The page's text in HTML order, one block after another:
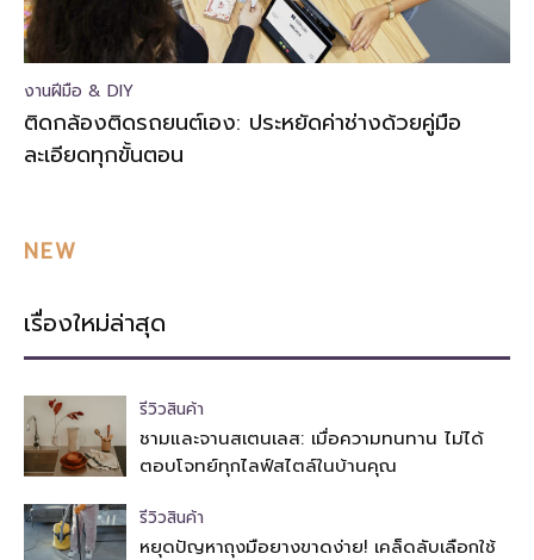
งานฝีมือ & DIY
ติดกล้องติดรถยนต์เอง: ประหยัดค่าช่างด้วยคู่มือ
ละเอียดทุกขั้นตอน
NEW
เรื่องใหม่ล่าสุด
รีวิวสินค้า
ชามและจานสเตนเลส: เมื่อความทนทาน ไม่ได้
ตอบโจทย์ทุกไลฟ์สไตล์ในบ้านคุณ
รีวิวสินค้า
หยุดปัญหาถุงมือยางขาดง่าย! เคล็ดลับเลือกใช้